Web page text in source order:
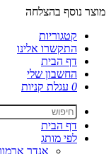
מוצר נוסף בהצלחה
קטגוריות
התקשרו אלינו
דף הבית
החשבון שלי
0 עגלת קניות
דף הבית
לפי מותג
אנדר